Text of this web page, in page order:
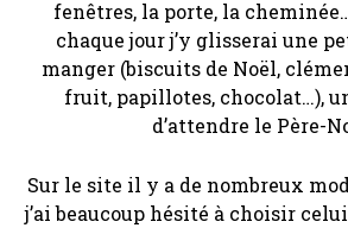
fenêtres, la porte, la
chaque jour j’y glisserai une
manger (biscuits de Noël,
fruit, papillotes, chocolat…),
d’attendre le Père-
Sur le site il y a de nombreux
j’ai beaucoup hésité à choisir